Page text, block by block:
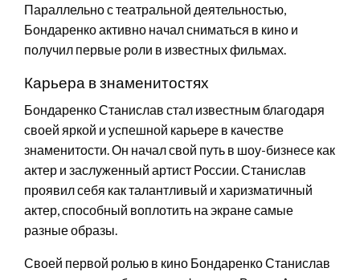
Параллельно с театральной деятельностью,
Бондаренко активно начал сниматься в кино и
получил первые роли в известных фильмах.
Карьера в знаменитостях
Бондаренко Станислав стал известным благодаря
своей яркой и успешной карьере в качестве
знаменитости. Он начал свой путь в шоу-бизнесе как
актер и заслуженный артист России. Станислав
проявил себя как талантливый и харизматичный
актер, способный воплотить на экране самые
разные образы.
Своей первой ролью в кино Бондаренко Станислав